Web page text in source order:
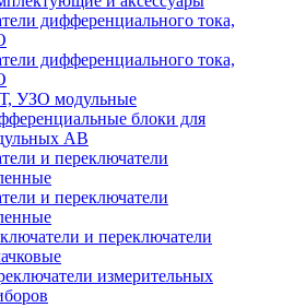
дифференциального тока,
дифференциального тока,
УЗО модульные
блоки для
АВ
и переключатели
и переключатели
и переключатели
измерительных